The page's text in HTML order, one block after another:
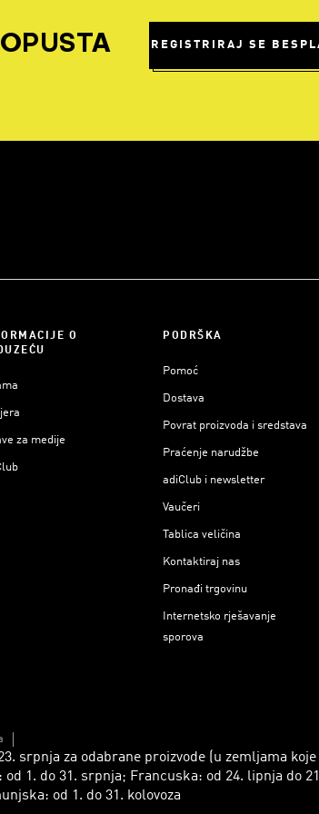
REGISTRIRAJ SE
O
za medije
PODRŠKA
Pomoć
Dostava
Povrat proizvoda i sredstava
Praćenje narudžbe
adiClub i newsletter
Vaučeri
Tablica veličina
Kontaktiraj nas
Pronađi trgovinu
Internetsko rješavanje
sporova
srpnja za odabrane proizvode (u zemljama
1. do 31. srpnja; Francuska: od 24. lipnja do
od 1. do 31. kolovoza